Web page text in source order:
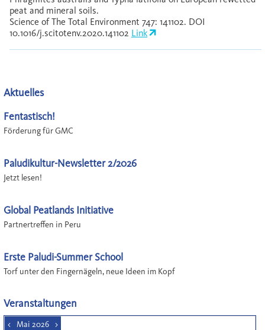
peat and mineral soils.
Science of The Total Environment 747: 141102. DOI
10.1016/j.scitotenv.2020.141102 Link
Aktuelles
Fentastisch!
Förderung für GMC
Paludikultur-Newsletter 2/2026
Jetzt lesen!
Global Peatlands Initiative
Partnertreffen in Peru
Erste Paludi-Summer School
Torf unter den Fingernägeln, neue Ideen im Kopf
Veranstaltungen
< Mai 2026 >